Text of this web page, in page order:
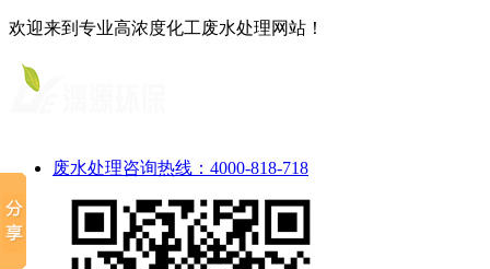
欢迎来到专业高浓度化工废水处理网站！
废水处理咨询热线：4000-818-718